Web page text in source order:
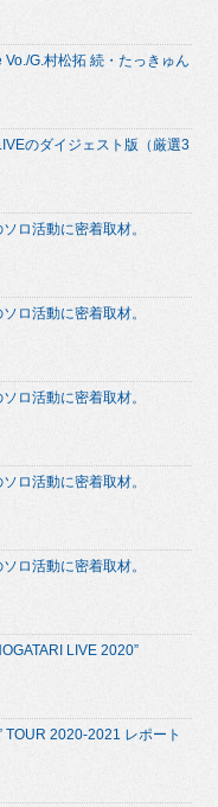
G.村松拓 続・たっきゅん
のダイジェスト版（厳選3
ロ活動に密着取材。
ロ活動に密着取材。
ロ活動に密着取材。
ロ活動に密着取材。
ロ活動に密着取材。
LIVE 2020”
TOUR 2020-2021 レポート